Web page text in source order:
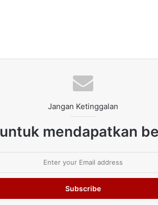
Jangan Ketinggalan
mendapatkan